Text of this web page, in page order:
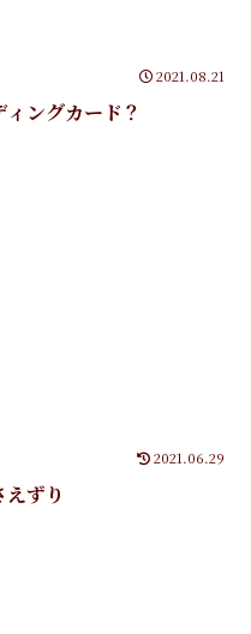
2021.08.21
ィングカード？
2021.06.29
ずり